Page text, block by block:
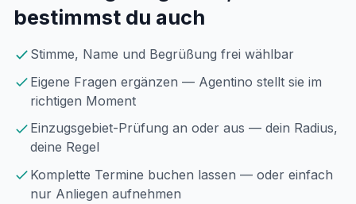
bestimmst du auch
Stimme, Name und Begrüßung frei wählbar
Eigene Fragen ergänzen — Agentino stellt sie im
richtigen Moment
Einzugsgebiet-Prüfung an oder aus — dein Radius,
deine Regel
Komplette Termine buchen lassen — oder einfach
nur Anliegen aufnehmen